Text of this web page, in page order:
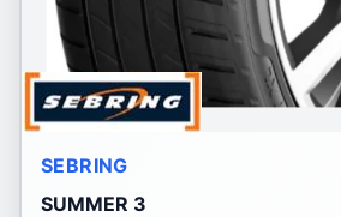
SEBRING
SUMMER 3